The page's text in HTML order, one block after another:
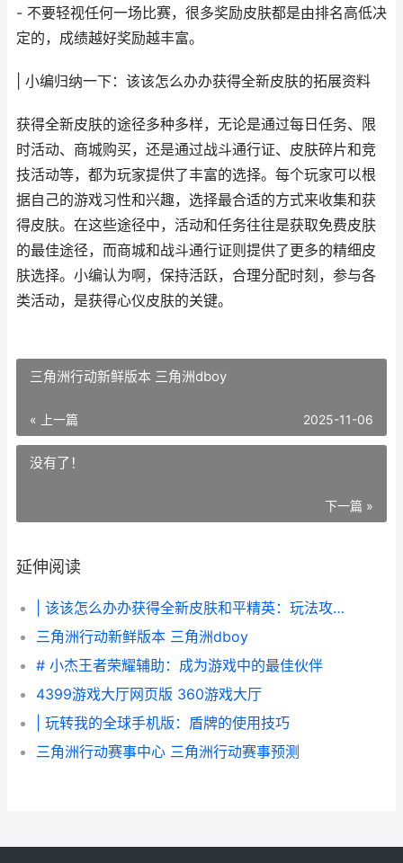
- 不要轻视任何一场比赛，很多奖励皮肤都是由排名高低决
定的，成绩越好奖励越丰富。
| 小编归纳一下：该该怎么办办获得全新皮肤的拓展资料
获得全新皮肤的途径多种多样，无论是通过每日任务、限
时活动、商城购买，还是通过战斗通行证、皮肤碎片和竞
技活动等，都为玩家提供了丰富的选择。每个玩家可以根
据自己的游戏习性和兴趣，选择最合适的方式来收集和获
得皮肤。在这些途径中，活动和任务往往是获取免费皮肤
的最佳途径，而商城和战斗通行证则提供了更多的精细皮
肤选择。小编认为啊，保持活跃，合理分配时刻，参与各
类活动，是获得心仪皮肤的关键。
三角洲行动新鲜版本 三角洲dboy
« 上一篇 2025-11-06
没有了！
下一篇 »
延伸阅读
| 该该怎么办办获得全新皮肤和平精英：玩法攻略与技巧
三角洲行动新鲜版本 三角洲dboy
# 小杰王者荣耀辅助：成为游戏中的最佳伙伴
4399游戏大厅网页版 360游戏大厅
| 玩转我的全球手机版：盾牌的使用技巧
三角洲行动赛事中心 三角洲行动赛事预测